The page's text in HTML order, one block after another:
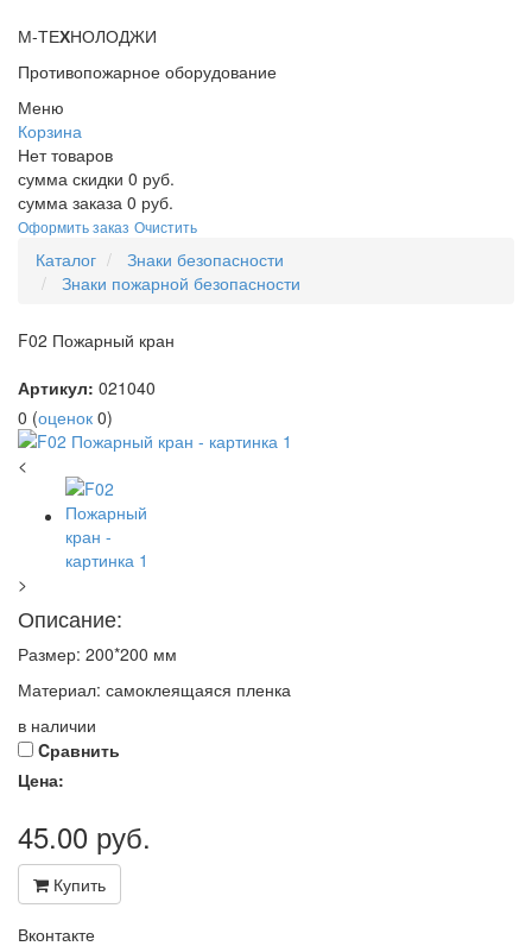
М-ТЕХНОЛОДЖИ
Противопожарное оборудование
Меню
Корзина
Нет товаров
сумма скидки 0 руб.
сумма заказа 0 руб.
Оформить заказ Очистить
Каталог
Знаки безопасности
Знаки пожарной безопасности
F02 Пожарный кран
Артикул: 021040
0 (оценок 0)
<
>
Описание:
Размер: 200*200 мм
Материал: самоклеящаяся пленка
в наличии
Cравнить
Цена:
45.00 руб.
Купить
Вконтакте